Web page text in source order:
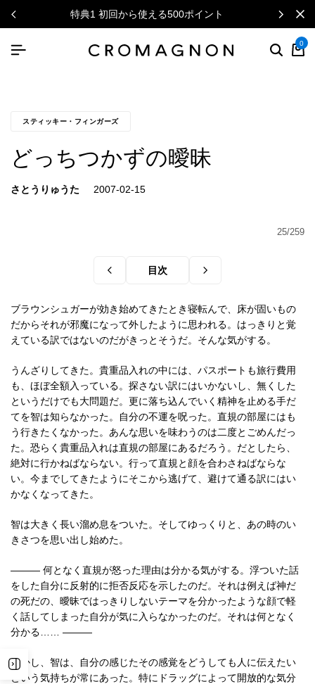
特典1 初回から使える500ポイント
0
スティッキー・フィンガーズ
どっちつかずの曖昧
さとうりゅうた
25/259
目次
ブラウンシュガーが効き始めてきたとき寝転んで、床が固いもの
だからそれが邪魔になって外したように思われる。はっきりと覚
えている訳ではないのだがきっとそうだ。そんな気がする。
うんざりしてきた。貴重品入れの中には、パスポートも旅行費用
も、ほぼ全額入っている。探さない訳にはいかないし、無くした
というだけでも大問題だ。更に落ち込んでいく精神を止める手だ
てを智は知らなかった。自分の不運を呪った。直規の部屋にはも
う行きたくなかった。あんな思いを味わうのは二度とごめんだっ
た。恐らく貴重品入れは直規の部屋にあるだろう。だとしたら、
絶対に行かねばならない。行って直規と顔を合わさねばならな
い。今までしてきたようにそこから逃げて、避けて通る訳にはい
かなくなってきた。
智は大きく長い溜め息をついた。そしてゆっくりと、あの時のい
きさつを思い出し始めた。
――― 何となく直規が怒った理由は分かる気がする。浮ついた話
をした自分に反射的に拒否反応を示したのだ。それは例えば神だ
の死だの、曖昧ではっきりしないテーマを分かったような顔で軽
く話してしまった自分が気に入らなかったのだ。それは何となく
分かる…… ―――
しかし、智は、自分の感じたその感覚をどうしても人に伝えたい
という気持ちが常にあった。特にドラッグによって開放的な気分